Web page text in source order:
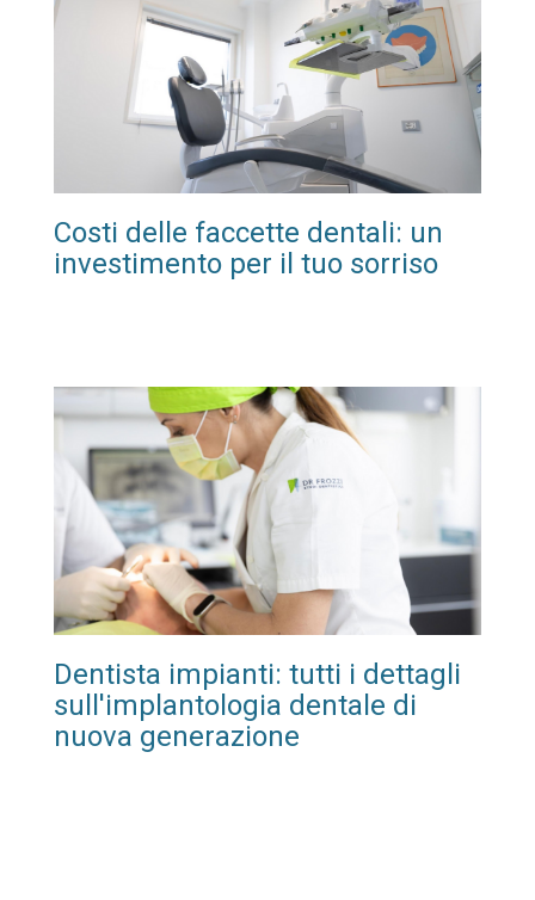
Costi delle faccette dentali: un
investimento per il tuo sorriso
Dentista impianti: tutti i dettagli
sull'implantologia dentale di
nuova generazione